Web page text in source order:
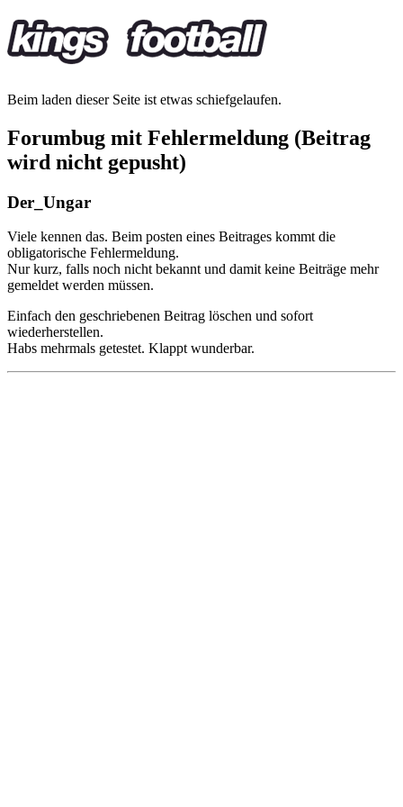
Beim laden dieser Seite ist etwas schiefgelaufen.
Forumbug mit Fehlermeldung (Beitrag
wird nicht gepusht)
Der_Ungar
Viele kennen das. Beim posten eines Beitrages kommt die
obligatorische Fehlermeldung.
Nur kurz, falls noch nicht bekannt und damit keine Beiträge mehr
gemeldet werden müssen.
Einfach den geschriebenen Beitrag löschen und sofort
wiederherstellen.
Habs mehrmals getestet. Klappt wunderbar.